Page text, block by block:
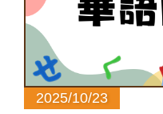
2025/10/23